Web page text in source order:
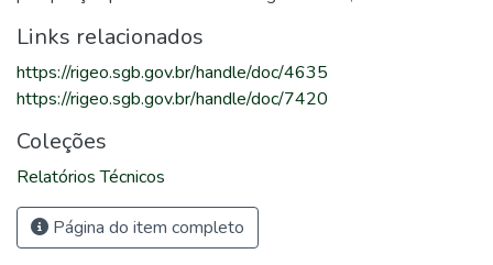
Links relacionados
https://rigeo.sgb.gov.br/handle/doc/4635
https://rigeo.sgb.gov.br/handle/doc/7420
Coleções
Relatórios Técnicos
Página do item completo